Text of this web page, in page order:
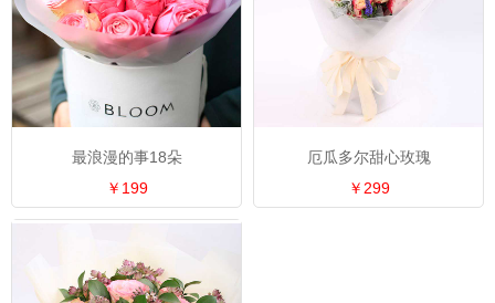
最浪漫的事18朵
￥199
厄瓜多尔甜心玫瑰
￥299